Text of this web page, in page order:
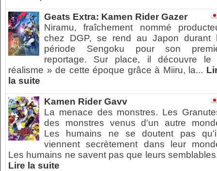
Geats Extra: Kamen Rider Gazer
Niramu, fraîchement nommé
chez DGP, se rend au Japon durant
période Sengoku pour son
reportage. Sur place, il découvre le
réalisme » de cette époque grâce à Miiru, la...
la suite
Kamen Rider Gavv
La menace des monstres. Les
des monstres venus d'un autre
Les humains ne se doutent pas
viennent secrètement dans leur
Les humains ne savent pas que leurs
Lire la suite